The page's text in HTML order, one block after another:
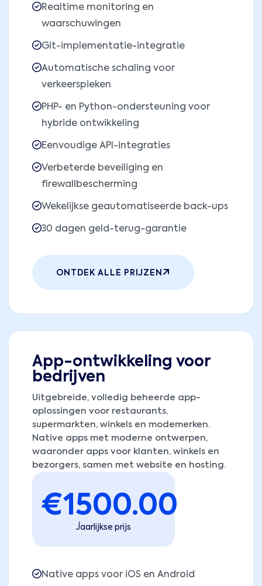
Realtime monitoring en
waarschuwingen
Git-implementatie-integratie
Automatische schaling voor
verkeerspieken
PHP- en Python-ondersteuning voor
hybride ontwikkeling
Eenvoudige API-integraties
Verbeterde beveiliging en
firewallbescherming
Wekelijkse geautomatiseerde back-ups
30 dagen geld-terug-garantie
ONTDEK ALLE PRIJZEN
€1500.00
Jaarlijkse prijs
App-ontwikkeling voor
bedrijven
Uitgebreide, volledig beheerde app-
oplossingen voor restaurants,
supermarkten, winkels en modemerken.
Native apps met moderne ontwerpen,
waaronder apps voor klanten, winkels en
bezorgers, samen met website en hosting.
Native apps voor iOS en Android